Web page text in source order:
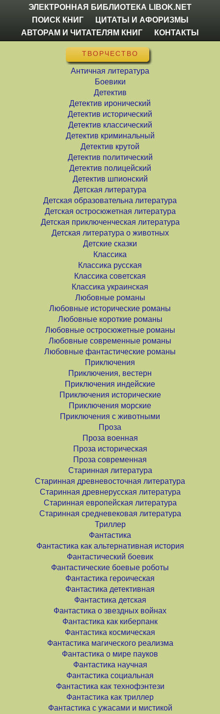
ЭЛЕКТРОННАЯ БИБЛИОТЕКА LIBOK.NET
ПОИСК КНИГ
ЦИТАТЫ И АФОРИЗМЫ
АВТОРАМ И ЧИТАТЕЛЯМ КНИГ
КОНТАКТЫ
ТВОРЧЕСТВО
Античная литература
Боевики
Детектив
Детектив иронический
Детектив исторический
Детектив классический
Детектив криминальный
Детектив крутой
Детектив политический
Детектив полицейский
Детектив шпионский
Детская литература
Детская образовательна литература
Детская остросюжетная литература
Детская приключенческая литература
Детская литература о животных
Детские сказки
Классика
Классика русская
Классика советская
Классика украинская
Любовные романы
Любовные исторические романы
Любовные короткие романы
Любовные остросюжетные романы
Любовные современные романы
Любовные фантастические романы
Приключения
Приключения, вестерн
Приключения индейские
Приключения исторические
Приключения морские
Приключения с животными
Проза
Проза военная
Проза историческая
Проза современная
Старинная литература
Старинная древневосточная литература
Старинная древнерусская литература
Старинная европейская литература
Старинная средневековая литература
Триллер
Фантастика
Фантастика как альтернативная история
Фантастический боевик
Фантастические боевые роботы
Фантастика героическая
Фантастика детективная
Фантастика детская
Фантастика о звездных войнах
Фантастика как киберпанк
Фантастика космическая
Фантастика магического реализма
Фантастика о мире пауков
Фантастика научная
Фантастика социальная
Фантастика как технофэнтези
Фантастика как триллер
Фантастика с ужасами и мистикой